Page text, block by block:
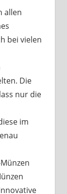
allen
bei vielen
Die
nur die
im